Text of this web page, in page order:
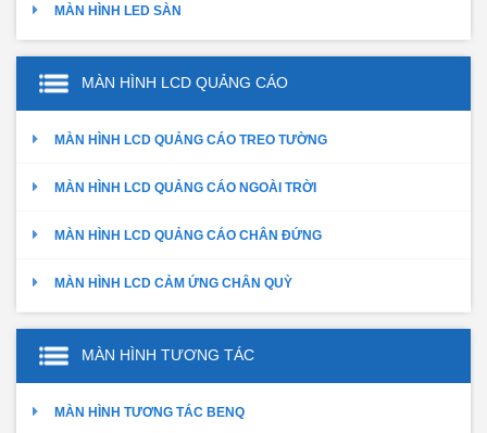
MÀN HÌNH LED SÀN
MÀN HÌNH LCD QUẢNG CÁO
MÀN HÌNH LCD QUẢNG CÁO TREO TƯỜNG
MÀN HÌNH LCD QUẢNG CÁO NGOÀI TRỜI
MÀN HÌNH LCD QUẢNG CÁO CHÂN ĐỨNG
MÀN HÌNH LCD CẢM ỨNG CHÂN QUỲ
MÀN HÌNH TƯƠNG TÁC
MÀN HÌNH TƯƠNG TÁC BENQ